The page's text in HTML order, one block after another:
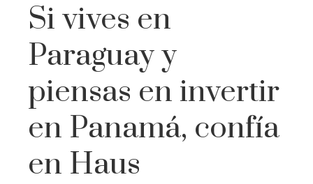
Si vives en
Paraguay y
piensas en invertir
en Panamá, confía
en Haus